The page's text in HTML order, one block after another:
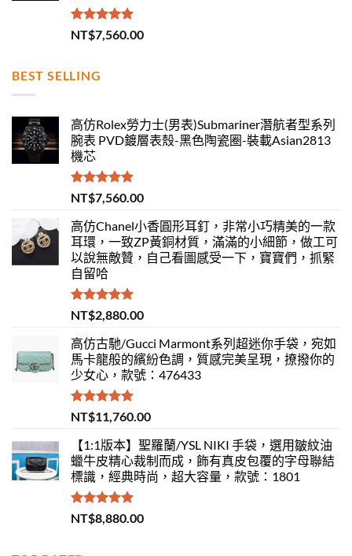
評分 5.00
滿分 5
NT$7,560.00
BEST SELLING
高仿Rolex勞力士(男表)Submariner潛航者型系列
腕表 PVD鍍層表殼-黑色陶瓷圈-裝載Asian2813
機芯
評分 5.00
滿分 5
NT$7,560.00
高仿Chanel小香圓形耳釘，非常小巧精美的一款
耳環，一致ZP黃銅材質，滿滿的小細節，做工可
以說無敵贊，自己看圖感受一下，寶寶們，抓緊
自留哈
評分 5.00
滿分 5
NT$2,880.00
高仿古馳/Gucci Marmont系列超迷你手袋，宛如
馬卡龍般的繽紛色調，質感完美呈現，撩撥你的
少女心，款號：476433
評分5.00
滿分 5
NT$11,760.00
【1:1版本】聖羅蘭/YSL NIKI 手袋，選用皺紋油
蠟牛皮精心裁制而成，飾有真皮包覆的字母聯結
標識，經典時尚，超大容量，款號：1801
評分 5.00
滿分 5
NT$8,880.00